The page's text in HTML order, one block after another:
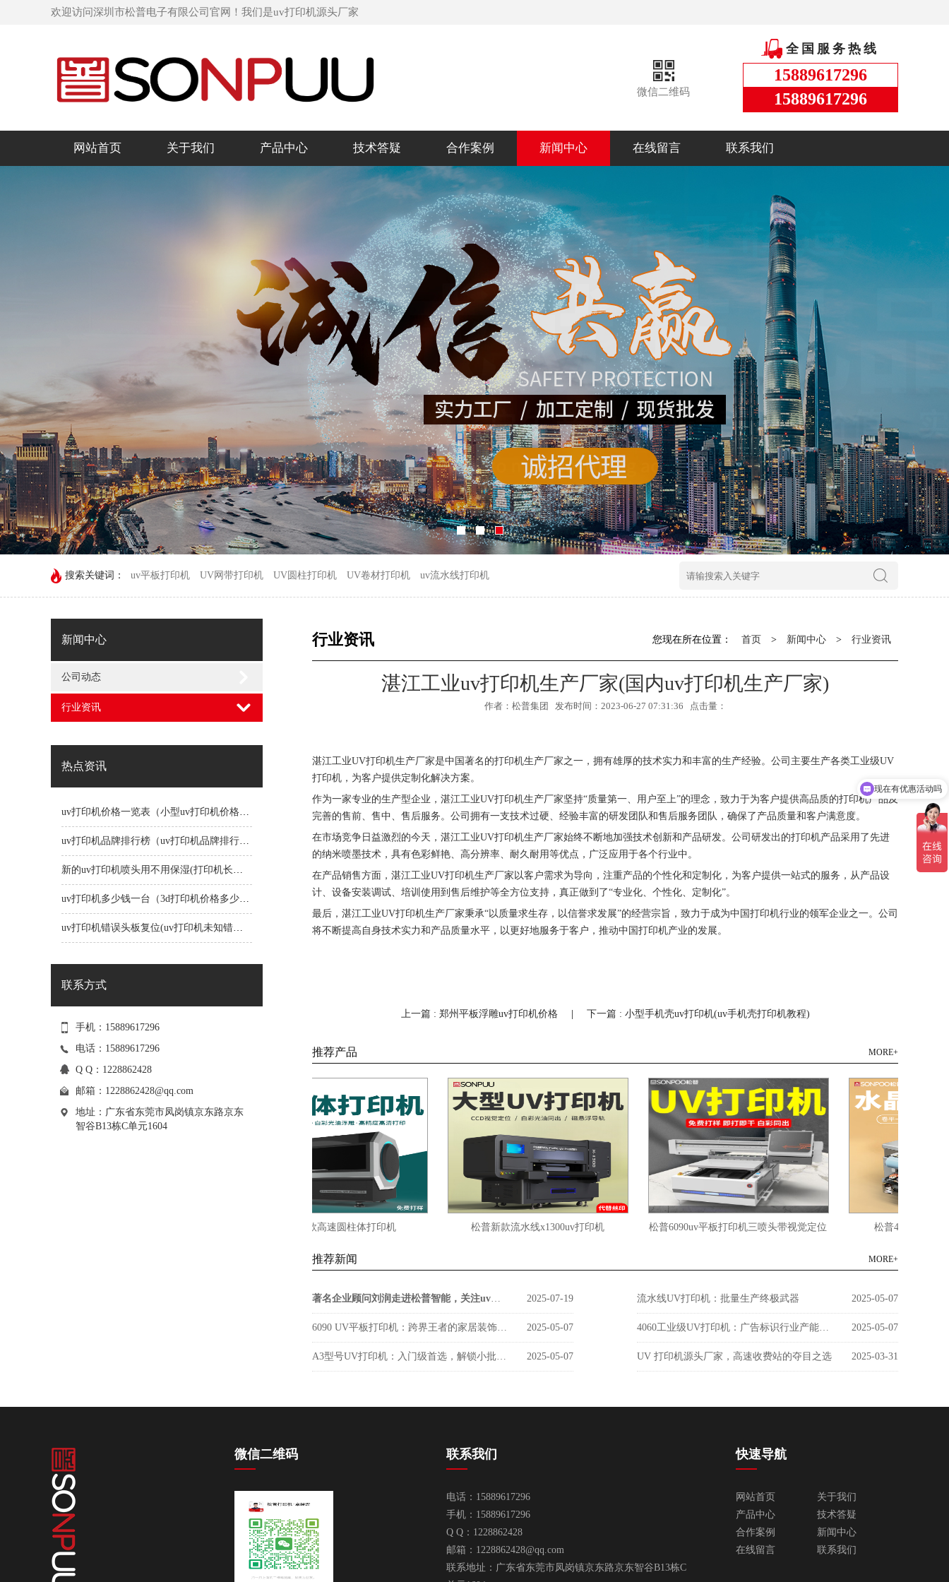
欢迎访问深圳市松普电子有限公司官网！我们是uv打印机源头厂家
微信二维码
全国服务热线
15889617296
15889617296
网站首页 关于我们 产品中心 技术答疑 合作案例 新闻中心 在线留言 联系我们
1 2 3
搜索关键词： uv平板打印机 UV网带打印机 UV圆柱打印机 UV卷材打印机 uv流水线打印机
新闻中心
公司动态
行业资讯
热点资讯
uv打印机价格一览表（小型uv打印机价格一览表）
uv打印机品牌排行榜（uv打印机品牌排行榜前十名）
新的uv打印机喷头用不用保湿(打印机长时间不用喷头会堵吗)
uv打印机多少钱一台（3d打印机价格多少钱一台）
uv打印机错误头板复位(uv打印机未知错误1191)
联系方式
手机：15889617296
电话：15889617296
Q Q：1228862428
邮箱： 1228862428@qq.com
地址：广东省东莞市凤岗镇京东路京东
智谷B13栋C单元1604
行业资讯 您现在所在位置： 首页 > 新闻中心 > 行业资讯
湛江工业uv打印机生产厂家(国内uv打印机生产厂家)
作者：松普集团 发布时间：2023-06-27 07:31:36 点击量：
湛江工业UV打印机生产厂家是中国著名的打印机生产厂家之一，拥有雄厚的技术实力和丰富的生产经验。公司主要生产各类工业级UV
打印机，为客户提供定制化解决方案。
作为一家专业的生产型企业，湛江工业UV打印机生产厂家坚持“质量第一、用户至上”的理念，致力于为客户提供高品质的打印机产品及
完善的售前、售中、售后服务。公司拥有一支技术过硬、经验丰富的研发团队和售后服务团队，确保了产品质量和客户满意度。
在市场竞争日益激烈的今天，湛江工业UV打印机生产厂家始终不断地加强技术创新和产品研发。公司研发出的打印机产品采用了先进
的纳米喷墨技术，具有色彩鲜艳、高分辨率、耐久耐用等优点，广泛应用于各个行业中。
在产品销售方面，湛江工业UV打印机生产厂家以客户需求为导向，注重产品的个性化和定制化，为客户提供一站式的服务，从产品设
计、设备安装调试、培训使用到售后维护等全方位支持，真正做到了“专业化、个性化、定制化”。
最后，湛江工业UV打印机生产厂家秉承“以质量求生存，以信誉求发展”的经营宗旨，致力于成为中国打印机行业的领军企业之一。公司
将不断提高自身技术实力和产品质量水平，以更好地服务于客户，推动中国打印机产业的发展。
上一篇 : 郑州平板浮雕uv打印机价格 下一篇 : 小型手机壳uv打印机(uv手机壳打印机教程)
推荐产品 MORE+
松普新款高速圆柱体打印机 松普新款流水线x1300uv打印机 松普6090uv平板打印机三喷头带视觉定位 松普4060uv平板打印
推荐新闻 MORE+
著名企业顾问刘润走进松普智能，关注uv印刷设备如何借京东智谷”上楼进化“ 2025-07-19 流水线UV打印机：批量生产终极武器 2025-05-07
6090 UV平板打印机：跨界王者的家居装饰新势力 2025-05-07 4060工业级UV打印机：广告标识行业产能革命者 2025-05-07
A3型号UV打印机：入门级首选，解锁小批量定制新商机 2025-05-07 UV 打印机源头厂家，高速收费站的夺目之选 2025-03-31
微信二维码 联系我们
电话：15889617296
手机：15889617296
Q Q：1228862428
邮箱： 1228862428@qq.com
联系地址：广东省东莞市凤岗镇京东路京东智谷B13栋C
快速导航
网站首页
关于我们
产品中心
技术答疑
合作案例
新闻中心
在线留言
联系我们
现在有优惠活动吗